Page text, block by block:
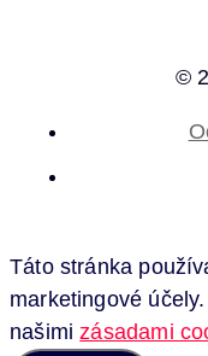
©
Táto stránka
marketingové
našimizásadami